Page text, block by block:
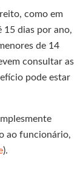
como em
15 dias por ano,
de 14
consultar as
pode estar
ao funcionário,
).